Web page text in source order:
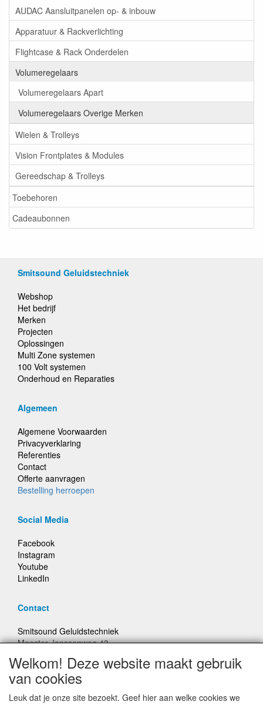
AUDAC Aansluitpanelen op- & inbouw
Apparatuur & Rackverlichting
Flightcase & Rack Onderdelen
Volumeregelaars
Volumeregelaars Apart
Volumeregelaars Overige Merken
Wielen & Trolleys
Vision Frontplates & Modules
Gereedschap & Trolleys
Toebehoren
Cadeaubonnen
Smitsound Geluidstechniek
Webshop
Het bedrijf
Merken
Projecten
Oplossingen
Multi Zone systemen
100 Volt systemen
Onderhoud en Reparaties
Algemeen
Algemene Voorwaarden
Privacyverklaring
Referenties
Contact
Offerte aanvragen
Bestelling herroepen
Social Media
Facebook
Instagram
Youtube
LinkedIn
Contact
Smitsound Geluidstechniek
Meester Janssenweg 43
E-mail: info@smitsound.nl
Telefoon: +31-(0)6-22256322
Welkom! Deze website maakt gebruik
van cookies
Leuk dat je onze site bezoekt. Geef hier aan welke cookies we